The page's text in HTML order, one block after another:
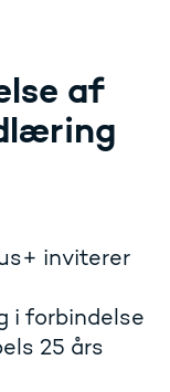
af
inviterer
i forbindelse
25 års